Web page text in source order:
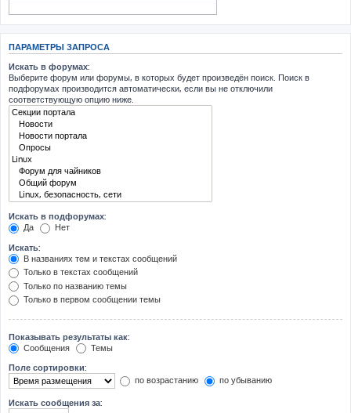
ПАРАМЕТРЫ ЗАПРОСА
Искать в форумах:
Выберите форум или форумы, в которых будет произведён поиск. Поиск в
подфорумах производится автоматически, если вы не отключили
соответствующую опцию ниже.
Искать в подфорумах:
Да
Нет
Искать:
В названиях тем и текстах сообщений
Только в текстах сообщений
Только по названию темы
Только в первом сообщении темы
Показывать результаты как:
Сообщения
Темы
Поле сортировки:
по возрастанию
по убыванию
Искать сообщения за: